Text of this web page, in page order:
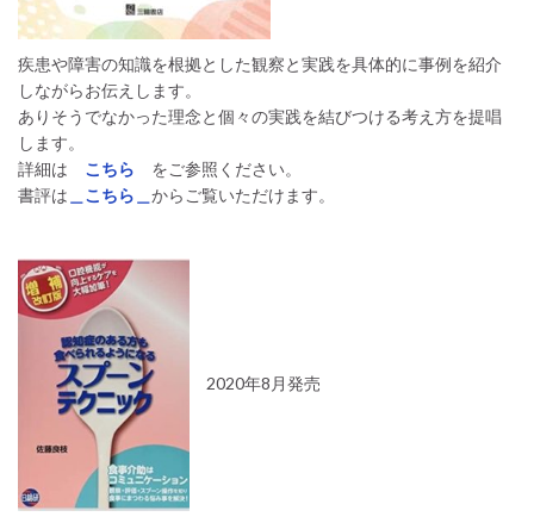
疾患や障害の知識を根拠とした観察と実践を具体的に事例を紹介
しながらお伝えします。
ありそうでなかった理念と個々の実践を結びつける考え方を提唱
します。
詳細は
こちら
をご参照ください。
書評は ＿こちら＿ からご覧いただけます。
2020年8月発売